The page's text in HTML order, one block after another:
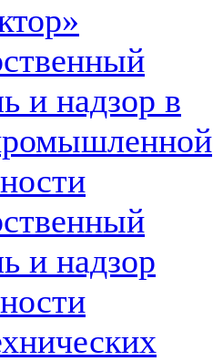
и надзор в
и надзор